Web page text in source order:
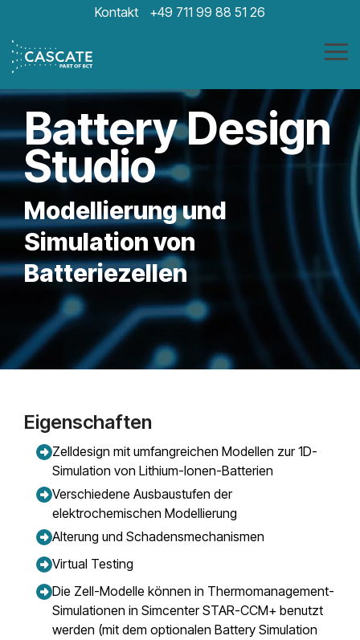
the
main
content.
Kontakt +49 711 99 88 51 26
Battery Design
Studio
Modellierung und
Simulation von
Batteriezellen
Eigenschaften
Zelldesign mit umfangreichen Modellen zur 1D-
Simulation von Lithium-Ionen-Batterien
Verschiedene Ausbaustufen der
elektrochemischen Modellierung
Alterung und Schadensmechanismen
Virtual Testing
Die Zell-Modelle können in Thermomanagement-
Simulationen in Simcenter STAR-CCM+ benutzt
werden (mit dem optionalen Battery Simulation